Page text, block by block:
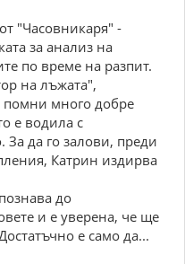
"Часовникаря" -
за анализ на
по време на разпит.
на лъжата",
помни много добре
е водила с
да го залови, преди
Катрин издирва
до
и е уверена, че ще
е само да...